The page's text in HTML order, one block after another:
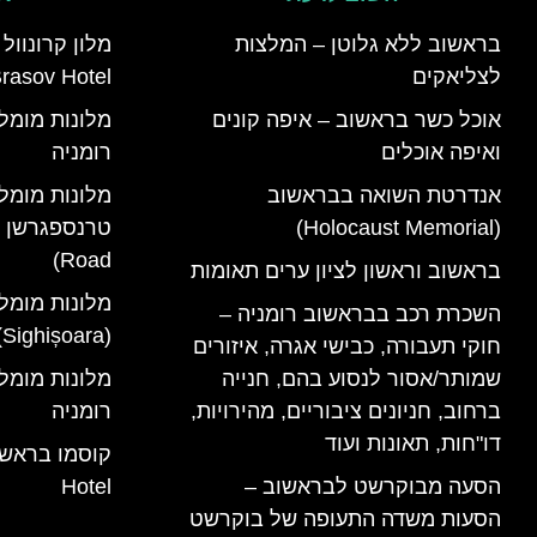
בראשוב ללא גלוטן – המלצות
לצליאקים
אוכל כשר בראשוב – איפה קונים
ואיפה אוכלים
אנדרטת השואה בבראשוב
(Holocaust Memorial)
בראשוב וראשון לציון ערים תאומות
השכרת רכב בבראשוב רומניה –
חוקי תעבורה, כבישי אגרה, איזורים
שמותר/אסור לנסוע בהם, חנייה
ברחוב, חניונים ציבוריים, מהירויות,
דו"חות, תאונות ועוד
הסעה מבוקרשט לבראשוב –
הסעות משדה התעופה של בוקרשט
Hotel)
רומניה
מלונות
Road)
מלונות
(Sighișoara) רומניה
רומניה
Hotel